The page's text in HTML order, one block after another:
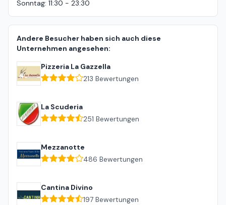
Sonntag: 11:30 - 23:30
Andere Besucher haben sich auch diese
Unternehmen angesehen:
Pizzeria La Gazzella
213 Bewertungen
La Scuderia
251 Bewertungen
Mezzanotte
486 Bewertungen
Cantina Divino
197 Bewertungen